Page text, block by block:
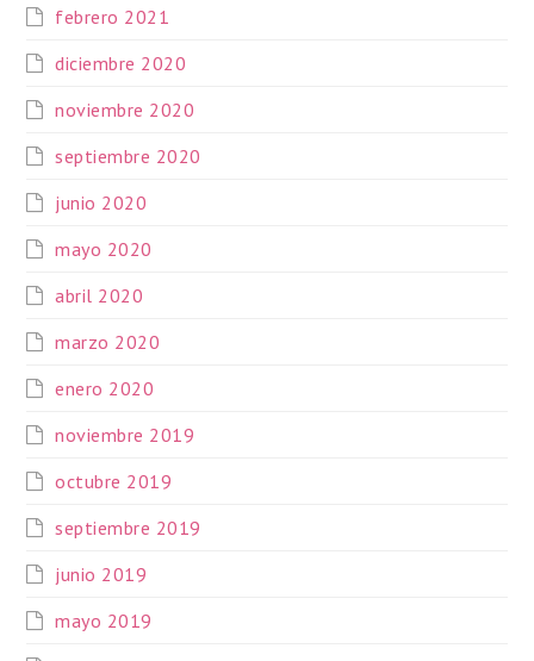
febrero 2021
diciembre 2020
noviembre 2020
septiembre 2020
junio 2020
mayo 2020
abril 2020
marzo 2020
enero 2020
noviembre 2019
octubre 2019
septiembre 2019
junio 2019
mayo 2019